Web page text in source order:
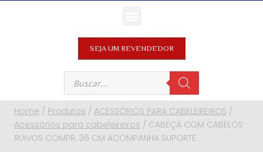
SEJA UM REVENDEDOR
Home / Produtos / ACESSÓRIOS PARA CABELEIREIROS /
Acessórios para cabeleireiros / CABEÇA COM CABELOS
RUIVOS COMPR. 36 CM ACOMPANHA SUPORTE